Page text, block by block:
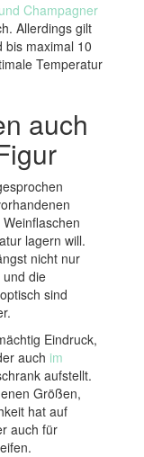
Champagner
Allerdings gilt
bis maximal 10
Temperatur
auch
lagern will.
nicht nur
die
sind
Eindruck,
auch im
aufstellt.
Größen,
hat auf
auch für